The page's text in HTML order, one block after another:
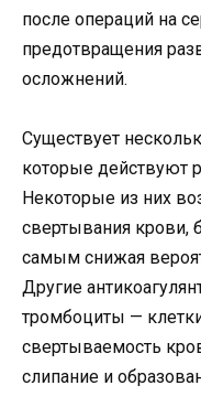
после операций на
предотвращения
осложнений.
Существует
которые действуют
Некоторые из них
свертывания крови,
самым снижая
Другие
тромбоциты —
свертываемость
слипание и